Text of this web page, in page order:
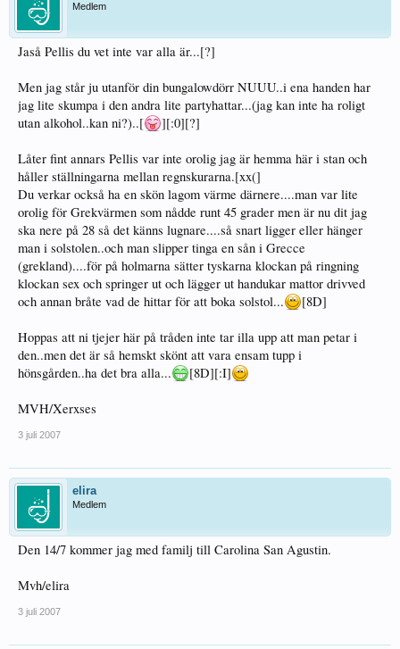
Medlem
Jaså Pellis du vet inte var alla är...[?]
Men jag står ju utanför din bungalowdörr NUUU..i ena handen har
jag lite skumpa i den andra lite partyhattar...(jag kan inte ha roligt
utan alkohol..kan ni?)..[
][:0][?]
Låter fint annars Pellis var inte orolig jag är hemma här i stan och
håller ställningarna mellan regnskurarna.[xx(]
Du verkar också ha en skön lagom värme därnere....man var lite
orolig för Grekvärmen som nådde runt 45 grader men är nu dit jag
ska nere på 28 så det känns lugnare....så snart ligger eller hänger
man i solstolen..och man slipper tinga en sån i Grecce
(grekland)....för på holmarna sätter tyskarna klockan på ringning
klockan sex och springer ut och lägger ut handukar mattor drivved
och annan bråte vad de hittar för att boka solstol...
[8D]
Hoppas att ni tjejer här på tråden inte tar illa upp att man petar i
den..men det är så hemskt skönt att vara ensam tupp i
hönsgården..ha det bra alla...
[8D][:I]
MVH/Xerxses
3 juli 2007
elira
Medlem
Den 14/7 kommer jag med familj till Carolina San Agustin.
Mvh/elira
3 juli 2007